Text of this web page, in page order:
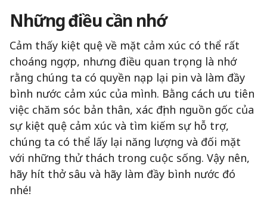
Những điều cần nhớ
Cảm thấy kiệt quệ về mặt cảm xúc có thể rất
choáng ngợp, nhưng điều quan trọng là nhớ
rằng chúng ta có quyền nạp lại pin và làm đầy
bình nước cảm xúc của mình. Bằng cách ưu tiên
việc chăm sóc bản thân, xác định nguồn gốc của
sự kiệt quệ cảm xúc và tìm kiếm sự hỗ trợ,
chúng ta có thể lấy lại năng lượng và đối mặt
với những thử thách trong cuộc sống. Vậy nên,
hãy hít thở sâu và hãy làm đầy bình nước đó
nhé!